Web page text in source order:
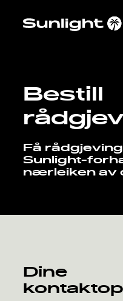
Modeller
Finn din
Service
Bestill
Få
Sunlight-
nærleiken av
Dine